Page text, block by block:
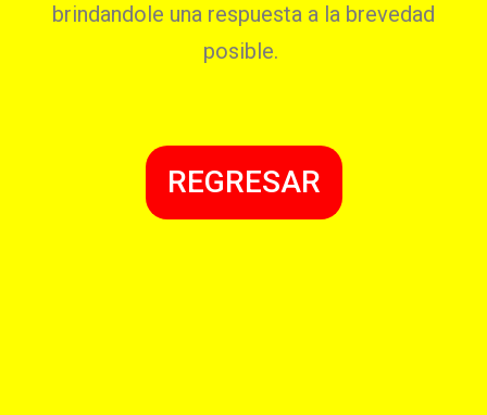
brindandole una respuesta a la brevedad
posible.
REGRESAR